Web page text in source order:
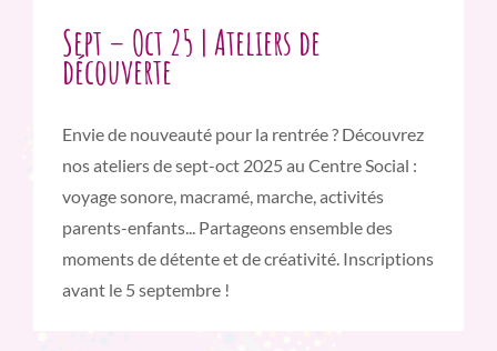
Sept – Oct 25 | Ateliers de
découverte
Envie de nouveauté pour la rentrée ? Découvrez
nos ateliers de sept-oct 2025 au Centre Social :
voyage sonore, macramé, marche, activités
parents-enfants... Partageons ensemble des
moments de détente et de créativité. Inscriptions
avant le 5 septembre !